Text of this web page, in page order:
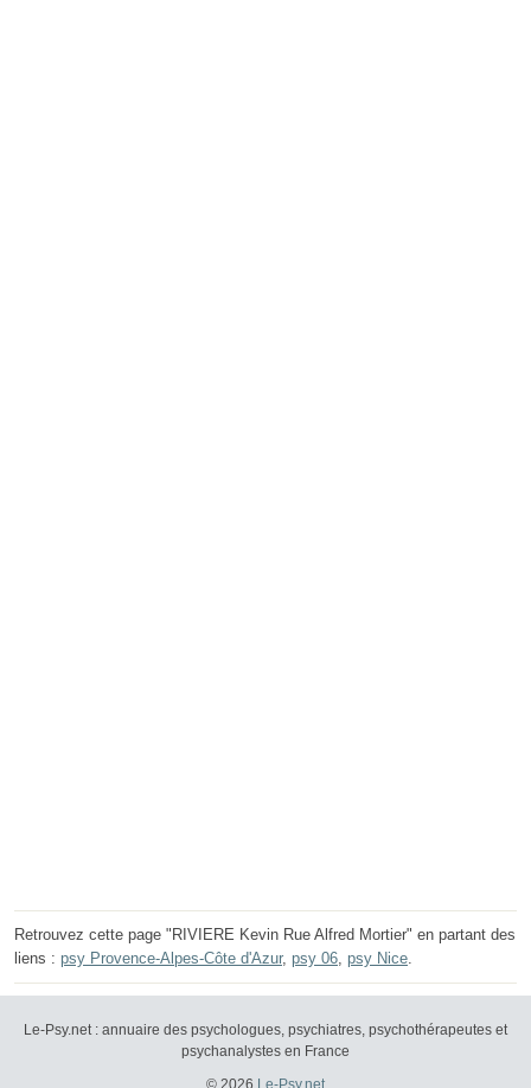
Retrouvez cette page "RIVIERE Kevin Rue Alfred Mortier" en partant des
liens : psy Provence-Alpes-Côte d'Azur, psy 06, psy Nice.
Le-Psy.net : annuaire des psychologues, psychiatres, psychothérapeutes et
psychanalystes en France